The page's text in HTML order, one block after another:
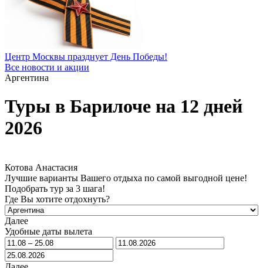
Центр Москвы празднует День Победы!
Все новости и акции
Аргентина
Туры в Барилоче на 12 дней
2026
Котова Анастасия
Лучшие варианты Вашего отдыха по самой выгодной цене!
Подобрать тур за 3 шага!
Где Вы хотите отдохнуть?
Далее
Удобные даты вылета